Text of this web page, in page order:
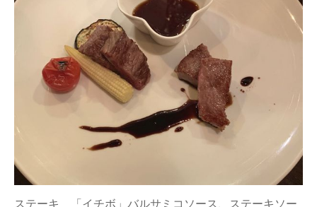
ステーキ 「イチボ」バルサミコソース、ステーキソー